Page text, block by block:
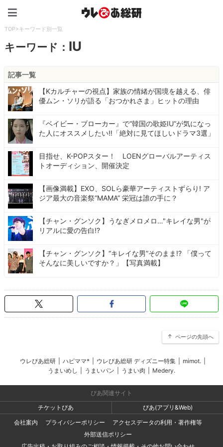
TOP>キーワード別一覧
キーワード： IU
記事一覧
【Kカルチャーの視点】家族の情緒が国境を越える、俳
優ムン・ソリが語る「おつかれさま」ヒットの理由
『ベイビー・ブローカー』で“韓国の歌姫IU”が気になっ
た人にオススメしたい‼「絶対に見てほしいドラマ3選」
目指せ、K-POPスター！ LOENグローバルアーティス
トオーディション、開催決定
【画像満載】EXO、SOLら豪華アーティストずらり! ア
ジア最大の音楽祭“MAMA” 栄冠は誰の手に？
【チャン・グンソク】うなぎメロメロ…"キレイな男"が
リアルに愛の告白!?
【チャン・グンソク】“キレイな男”そのまま!? 「僕って
そんなに美しいですか？」【写真満載】
ページの先頭へ
ウレぴあ総研 ハピママ* ウレぴあ総研 ディズニー特集 mimot.
うまいめし
うまいパン うまい肉 Medery.
ぴあ関連サイト
チケットぴあ
ぴあ(アプリ&Web)
会社案内
プライバシーポリシー
アクセスデータの利用・著作権等
外部送信ポリシー